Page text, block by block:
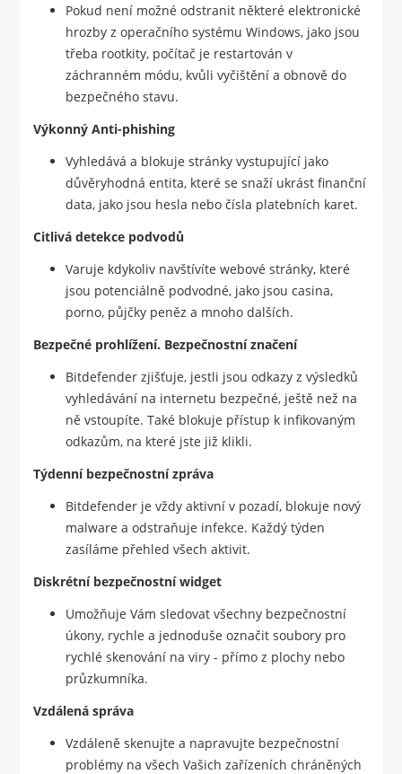
Pokud není možné odstranit některé elektronické
hrozby z operačního systému Windows, jako jsou
třeba rootkity, počítač je restartován v
záchranném módu, kvůli vyčištění a obnově do
bezpečného stavu.
Výkonný Anti-phishing
Vyhledává a blokuje stránky vystupující jako
důvěryhodná entita, které se snaží ukrást finanční
data, jako jsou hesla nebo čísla platebních karet.
Citlivá detekce podvodů
Varuje kdykoliv navštívíte webové stránky, které
jsou potenciálně podvodné, jako jsou casina,
porno, půjčky peněz a mnoho dalších.
Bezpečné prohlížení. Bezpečnostní značení
Bitdefender zjišťuje, jestli jsou odkazy z výsledků
vyhledávání na internetu bezpečné, ještě než na
ně vstoupíte. Také blokuje přístup k infikovaným
odkazům, na které jste již klikli.
Týdenní bezpečnostní zpráva
Bitdefender je vždy aktivní v pozadí, blokuje nový
malware a odstraňuje infekce. Každý týden
zasíláme přehled všech aktivit.
Diskrétní bezpečnostní widget
Umožňuje Vám sledovat všechny bezpečnostní
úkony, rychle a jednoduše označit soubory pro
rychlé skenování na viry - přímo z plochy nebo
průzkumníka.
Vzdálená správa
Vzdáleně skenujte a napravujte bezpečnostní
problémy na všech Vašich zařízeních chráněných